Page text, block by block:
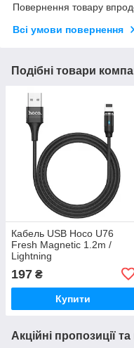
Повернення товару
Всі умови повернення
Подібні товари
Кабель USB Hoco U76
Fresh Magnetic 1.2m /
Lightning
197 ₴
Купити
Акційні пропозиції